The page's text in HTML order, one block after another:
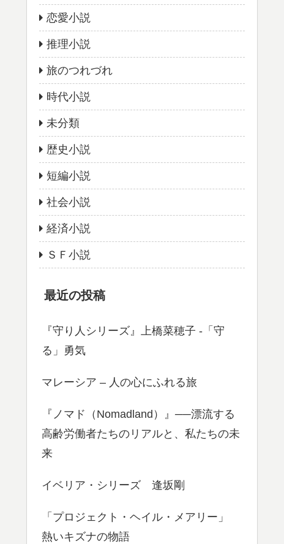
恋愛小説
推理小説
旅のつれづれ
時代小説
未分類
歴史小説
短編小説
社会小説
経済小説
ＳＦ小説
最近の投稿
『守り人シリーズ』上橋菜穂子 -「守
る」勇気
マレーシア – 人の心にふれる旅
『ノマド（Nomadland）』──漂流する
高齢労働者たちのリアルと、私たちの未
来
イベリア・シリーズ 逢坂剛
「プロジェクト・ヘイル・メアリー」
熱いキズナの物語